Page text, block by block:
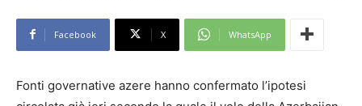
Facebook X WhatsApp
Fonti governative azere hanno confermato l’ipotesi